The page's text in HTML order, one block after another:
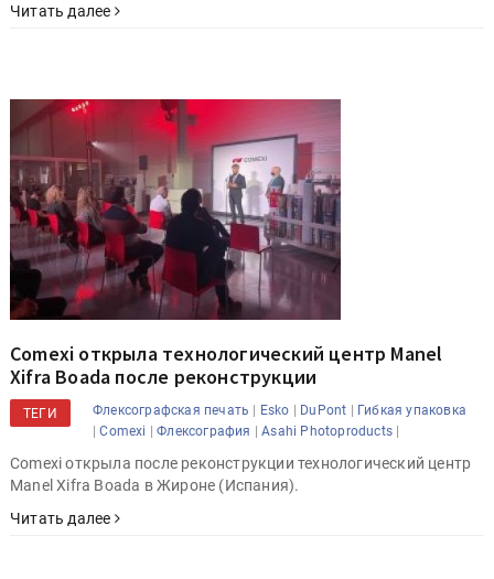
Читать далее
Comexi открыла технологический центр Manel
Xifra Boada после реконструкции
ТЕГИ Флексографская печать | Esko | DuPont | Гибкая упаковка
|Comexi |Флексография |Asahi Photoproducts |
Comexi открыла после реконструкции технологический центр
Manel Xifra Boada в Жироне (Испания).
Читать далее